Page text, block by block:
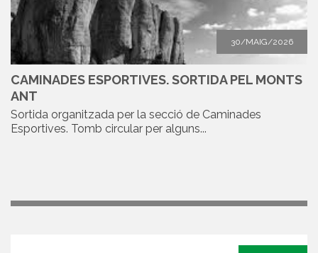
30/MAIG/2026
CAMINADES ESPORTIVES. SORTIDA PEL MONTS
ANT
Sortida organitzada per la secció de Caminades
Esportives. Tomb circular per alguns...